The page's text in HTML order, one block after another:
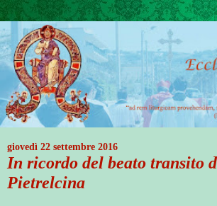
giovedì 22 settembre 2016
In ricordo del beato transito
Pietrelcina